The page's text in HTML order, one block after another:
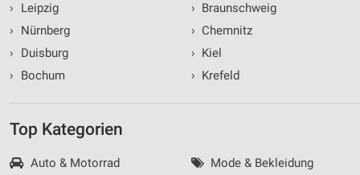
›
Leipzig
›
Nürnberg
›
Duisburg
›
Bochum
› Braunschweig
› Chemnitz
› Kiel
› Krefeld
Top Kategorien
Auto & Motorrad
Mode & Bekleidung